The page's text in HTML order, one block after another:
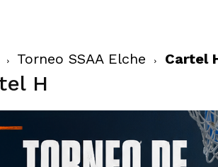
Torneo SSAA Elche Cartel
H